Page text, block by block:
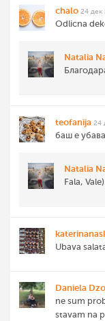
chalo 24 дек
Odlicna
Natalia
teofanija 24
баш е
Natalia
Fala,
Ubava
Daniela
ne sum
stavam na